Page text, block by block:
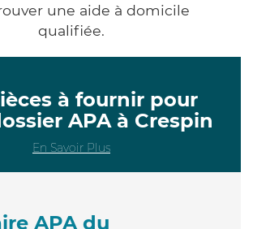
une aide à domicile
qualifiée.
à fournir pour
APA à Crespin
En Savoir Plus
APA du